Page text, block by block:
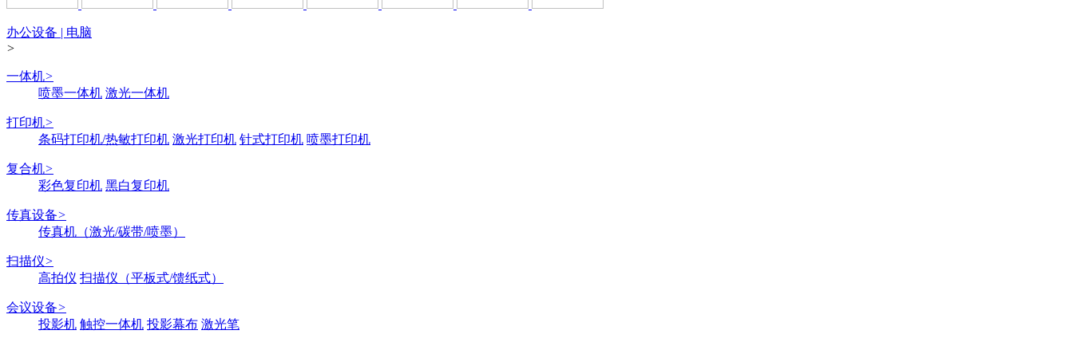
办公设备 | 电脑
>
一体机>
喷墨一体机 激光一体机
打印机>
条码打印机/热敏打印机 激光打印机 针式打印机 喷墨打印机
复合机>
彩色复印机 黑白复印机
传真设备>
传真机（激光/碳带/喷墨）
扫描仪>
高拍仪 扫描仪（平板式/馈纸式）
会议设备>
投影机 触控一体机 投影幕布 激光笔